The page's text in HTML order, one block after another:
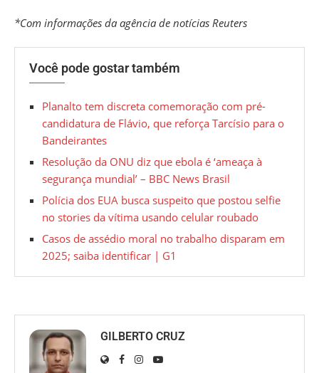
*Com informações da agência de notícias Reuters
Você pode gostar também
Planalto tem discreta comemoração com pré-
candidatura de Flávio, que reforça Tarcísio para o
Bandeirantes
Resolução da ONU diz que ebola é ‘ameaça à
segurança mundial’ – BBC News Brasil
Polícia dos EUA busca suspeito que postou selfie
no stories da vítima usando celular roubado
Casos de assédio moral no trabalho disparam em
2025; saiba identificar | G1
GILBERTO CRUZ